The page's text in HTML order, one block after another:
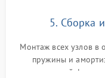
5. Сборка
Монтаж всех узлов в
пружины и
надежной